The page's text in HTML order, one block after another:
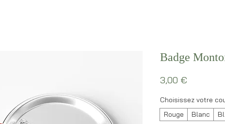
Badge
3,00 €
Choisissez votre
Rouge
Blanc